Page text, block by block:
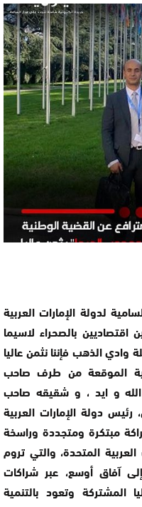
لدولة الإمارات العربية
اقتصاديين بالصحراء لاسيما
وادي الذهب فإننا نثمن عاليا
الموقعة من طرف صاحب
و ايد ، و شقيقه صاحب
دولة الإمارات العربية
مبتكرة ومتجددة وراسخة
المتحدة، والتي تروم
إلى آفاق أوسع، عبر شراكات
المشتركة وتعود بالتنمية